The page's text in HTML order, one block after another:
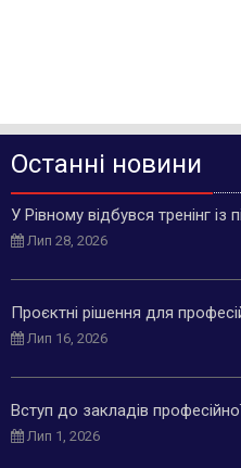
Останні новини
У Рівному відбувся тренінг
Лип 28, 2026
Проєктні рішення для
Лип 16, 2026
Вступ до закладів
Лип 1, 2026